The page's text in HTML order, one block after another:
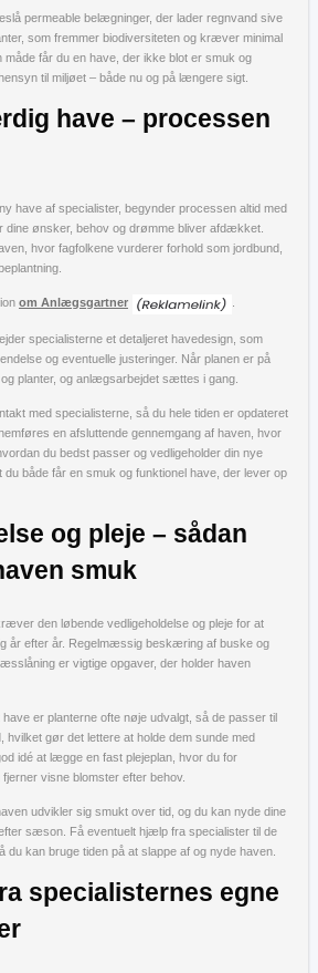
permeable belægninger, der lader regnvand sive
som fremmer biodiversiteten og kræver minimal
måde får du en have, der ikke blot er smuk og
til miljøet – både nu og på længere sigt.
have – processen
have af specialister, begynder processen altid med
dine ønsker, behov og drømme bliver afdækket.
hvor fagfolkene vurderer forhold som jordbund,
om Anlægsgartner .
specialisterne et detaljeret havedesign, som
og eventuelle justeringer. Når planen er på
planter, og anlægsarbejdet sættes i gang.
med specialisterne, så du hele tiden er opdateret
en afsluttende gennemgang af haven, hvor
du bedst passer og vedligeholder din nye
både får en smuk og funktionel have, der lever op
og pleje – sådan
smuk
den løbende vedligeholdelse og pleje for at
år efter år. Regelmæssig beskæring af buske og
er vigtige opgaver, der holder haven
er planterne ofte nøje udvalgt, så de passer til
hvilket gør det lettere at holde dem sunde med
idé at lægge en fast plejeplan, hvor du for
visne blomster efter behov.
udvikler sig smukt over tid, og du kan nyde dine
sæson. Få eventuelt hjælp fra specialister til de
kan bruge tiden på at slappe af og nyde haven.
specialisternes egne